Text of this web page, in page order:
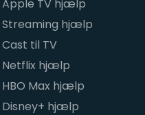
Apple TV hjælp
Streaming hjælp
Cast til TV
Netflix hjælp
HBO Max hjælp
Disney+ hjælp